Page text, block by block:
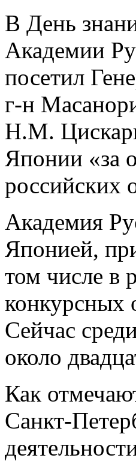
В День
Академии
посетил
г-н
Н.М.
Японии «за
российских
Академия
Японией,
том числе в
конкурсных
Сейчас
около
Как
Санкт-